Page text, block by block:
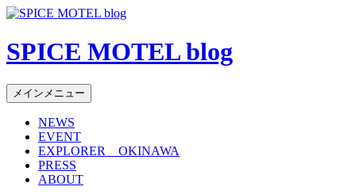
SPICE MOTEL blog
検
索
メインメニュー コ
ツ
NEWS
EVENT
EXPLORER OKINAWA
PRESS
ABOUT